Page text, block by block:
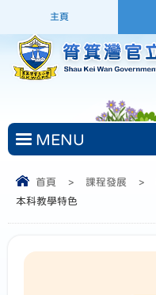
主頁
MENU
首頁 > 課程發展 >
本科教學特色